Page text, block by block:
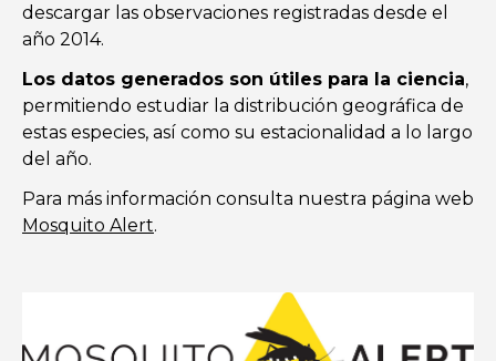
descargar las observaciones registradas desde el
año 2014.
Los datos generados son útiles para la ciencia,
permitiendo estudiar la distribución geográfica de
estas especies, así como su estacionalidad a lo largo
del año.
Para más información consulta nuestra página web
Mosquito Alert.